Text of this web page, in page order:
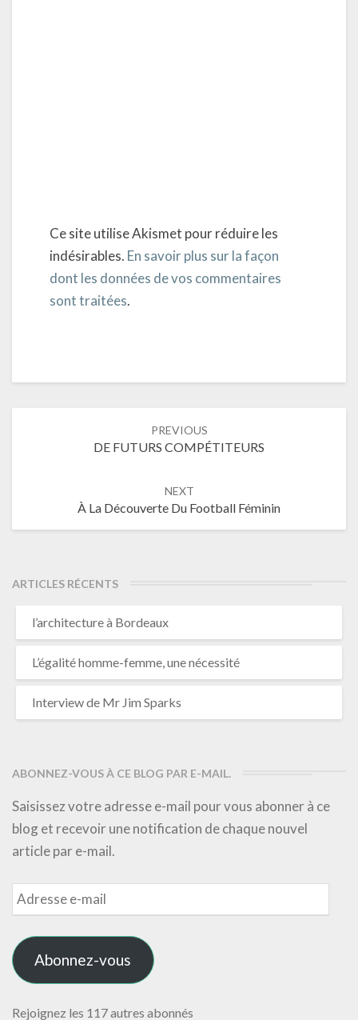
Ce site utilise Akismet pour réduire les
indésirables. En savoir plus sur la façon
dont les données de vos commentaires
sont traitées.
PREVIOUS
DE FUTURS COMPÉTITEURS
NEXT
À La Découverte Du Football Féminin
ARTICLES RÉCENTS
l’architecture à Bordeaux
L’égalité homme-femme, une nécessité
Interview de Mr Jim Sparks
ABONNEZ-VOUS À CE BLOG PAR E-MAIL.
Saisissez votre adresse e-mail pour vous abonner à ce
blog et recevoir une notification de chaque nouvel
article par e-mail.
Adresse
e-
mail
Abonnez-vous
Rejoignez les 117 autres abonnés